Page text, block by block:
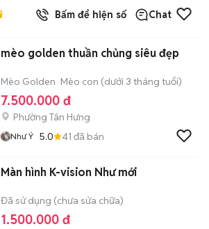
Bấm để hiện số Chat
mèo golden thuần chủng siêu đẹp
Mèo Golden Mèo con (dưới 3 tháng tuổi)
7.500.000 đ
Phường Tân Hưng
Như Ý 5.0 41 đã bán
Màn hình K-vision Như mới
Đã sử dụng (chưa sửa chữa)
1.500.000 đ